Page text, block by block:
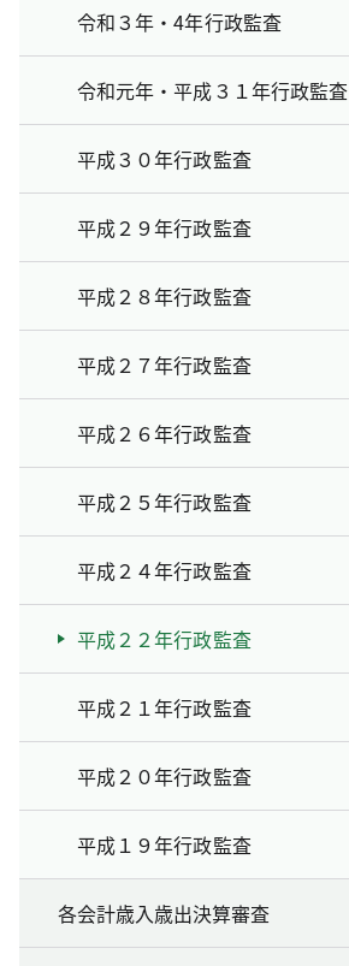
令和３年・4年行政監査
令和元年・平成３１年行政監査
平成３０年行政監査
平成２９年行政監査
平成２８年行政監査
平成２７年行政監査
平成２６年行政監査
平成２５年行政監査
平成２４年行政監査
平成２２年行政監査
平成２１年行政監査
平成２０年行政監査
平成１９年行政監査
各会計歳入歳出決算審査